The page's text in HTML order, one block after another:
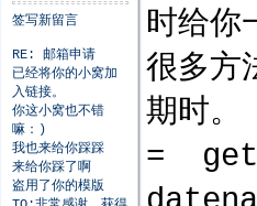
签写新留言
RE: 邮箱申请
已经将你的小窝加
入链接。
你这小窝也不错
嘛：)
我也来给你踩踩
来给你踩了啊
盗用了你的模版
时给你
很多方
期时
=